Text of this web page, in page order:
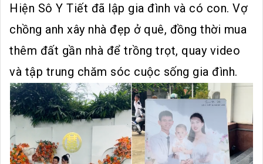
Hiện Sô Y Tiết đã lập gia đình và có con. Vợ
chồng anh xây nhà đẹp ở quê, đồng thời mua
thêm đất gần nhà để trồng trọt, quay video
và tập trung chăm sóc cuộc sống gia đình.